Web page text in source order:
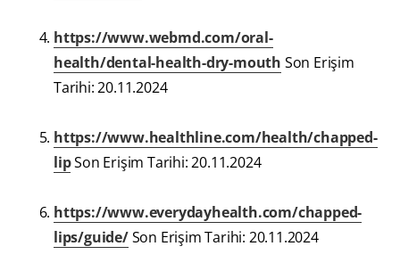
https://www.webmd.com/oral-
health/dental-health-dry-mouth Son Erişim
Tarihi: 20.11.2024
https://www.healthline.com/health/chapped-
lipSon Erişim Tarihi: 20.11.2024
https://www.everydayhealth.com/chapped-
lips/guide/Son Erişim Tarihi: 20.11.2024